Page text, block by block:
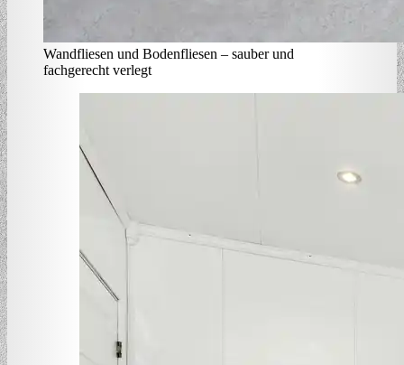
Wandfliesen und Bodenfliesen – sauber und
fachgerecht verlegt